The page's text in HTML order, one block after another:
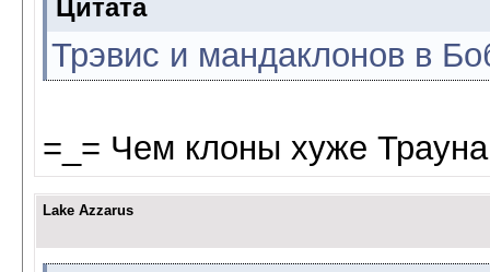
Цитата
Трэвис и мандаклонов в
=_= Чем клоны хуже
Lake Azzarus